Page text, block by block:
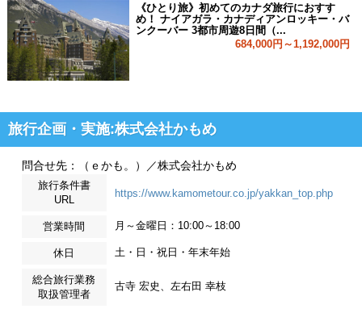
《ひとり旅》初めてのカナダ旅行におすす
め！ ナイアガラ・カナディアンロッキー・バ
ンクーバー 3都市周遊8日間（...
684,000円～1,192,000円
旅行企画・実施:株式会社かもめ
問合せ先：（ｅかも。）／株式会社かもめ
旅行条件書
URL
https://www.kamometour.co.jp/yakkan_top.php
営業時間 月～金曜日：10:00～18:00
休日 土・日・祝日・年末年始
総合旅行業務
取扱管理者
古寺 宏史、左右田 幸枝